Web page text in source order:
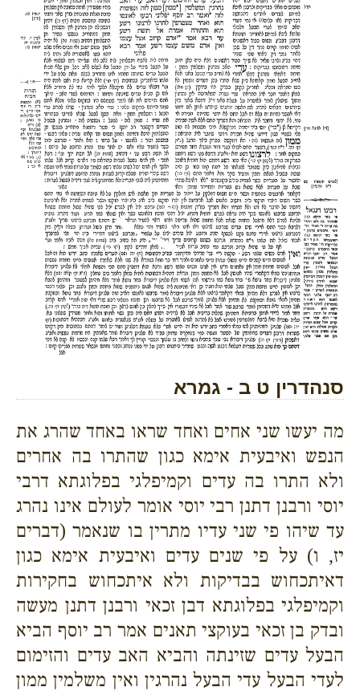
סנהדרין ט ב - גמרא
מה יעשו שני אחים ואחד שראו באחד שהרג את
הנפש ואיבעית אימא כגון שהתרו בה אחרים
ולא התרו בה עדים וקמיפלגי בפלוגתא דרבי
יוסי ורבנן דתנן רבי יוסי אומר לעולם אינו נהרג
עד שיהו פי שני עדיו מתרין בו שנאמר (דברים
יז, ו) על פי שנים עדים ואיבעית אימא כגון
דאיתכחוש בבדיקות ולא איתכחוש בחקירות
וקמיפלגי בפלוגתא דבן זכאי ורבנן דתנן מעשה
ובדק בן זכאי בעוקצי תאנים אמר רב יוסף הביא
הבעל עדים שזינתה והביא האב עדים והזימום
לעדי הבעל עדי הבעל נהרגין ואין משלמין ממון